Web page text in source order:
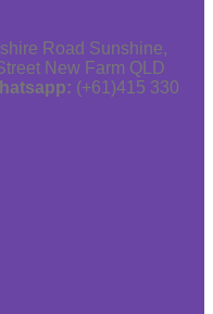
Road Sunshine,
New Farm QLD
(+61)415 330